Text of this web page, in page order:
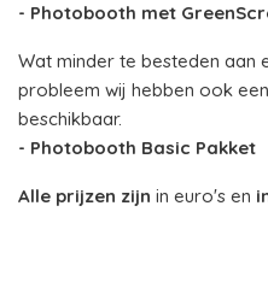
- Photobooth met
Wat minder te besteden aan
probleem wij hebben ook
beschikbaar.
- Photobooth Basic Pakket
Alle prijzen zijn in euro's en